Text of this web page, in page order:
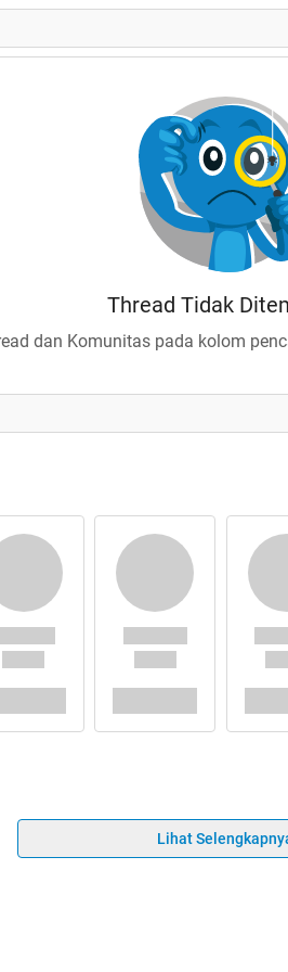
Thread Tidak
dan Komunitas pada kolom
Lihat